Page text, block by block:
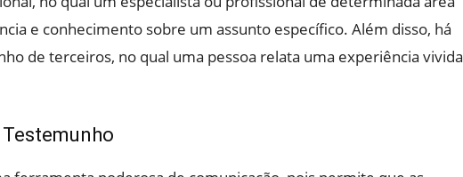
e conhecimento sobre um assunto específico. Além disso, há
de terceiros, no qual uma pessoa relata uma experiência vivida